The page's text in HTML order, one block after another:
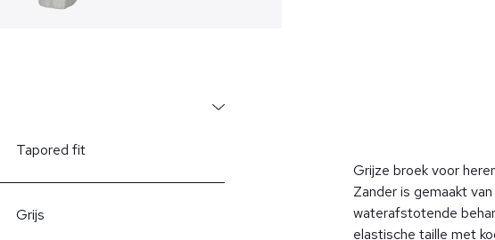
Tapored fit
Grijs
Grijze broek voor
Zander is gemaakt
waterafstotende
elastische taille met